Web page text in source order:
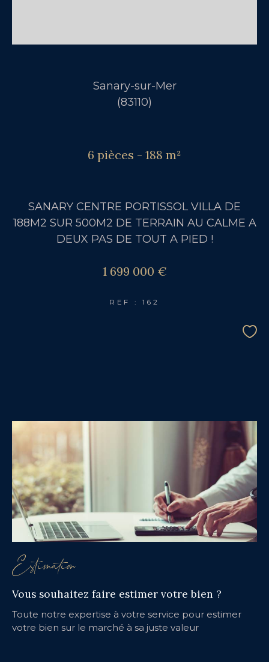
Sanary-sur-Mer
(83110)
6 pièces - 188 m²
SANARY CENTRE PORTISSOL VILLA DE
188M2 SUR 500M2 DE TERRAIN AU CALME A
DEUX PAS DE TOUT A PIED !
1 699 000 €
REF : 162
Estimation
Vous souhaitez faire estimer votre bien ?
Toute notre expertise à votre service pour estimer
votre bien sur le marché à sa juste valeur